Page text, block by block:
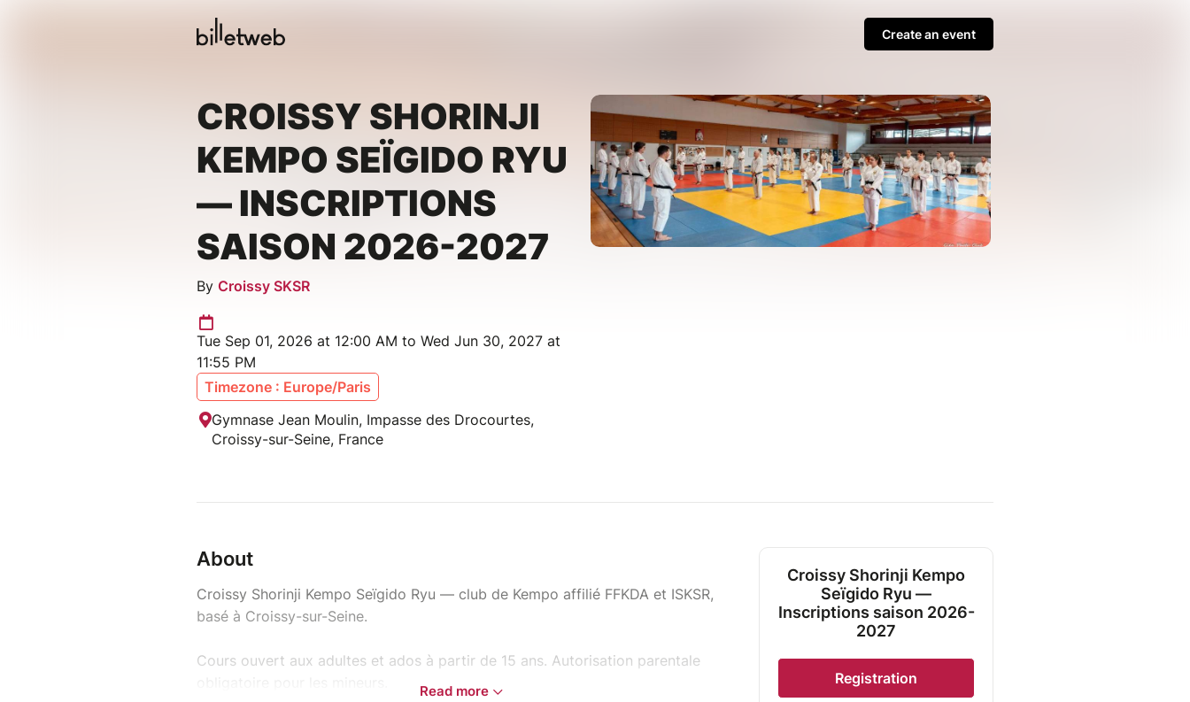
Create an event
CROISSY SHORINJI
KEMPO SEÏGIDO RYU
— INSCRIPTIONS
SAISON 2026-2027
By Croissy SKSR
Tue Sep 01, 2026 at 12:00 AM to Wed Jun 30, 2027 at
11:55 PM
Timezone : Europe/Paris
Gymnase Jean Moulin, Impasse des Drocourtes,
Croissy-sur-Seine, France
About
Croissy Shorinji Kempo Seïgido Ryu — club de Kempo affilié FFKDA et ISKSR,
basé à Croissy-sur-Seine.
Cours ouvert aux adultes et ados à partir de 15 ans. Autorisation parentale
Read more
Croissy Shorinji Kempo
Seïgido Ryu —
Inscriptions saison 2026-
2027
Registration